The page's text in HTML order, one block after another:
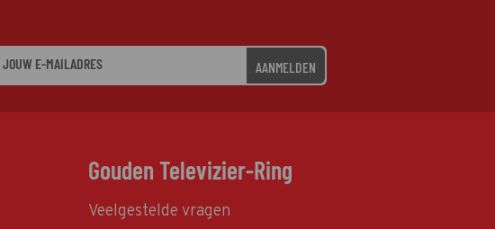
AANMELDEN
Gouden Televizier-Ring
Veelgestelde vragen